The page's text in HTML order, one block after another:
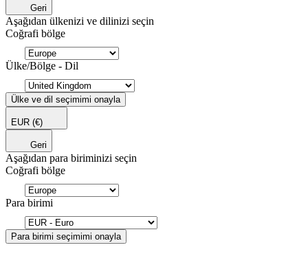
Geri
Aşağıdan ülkenizi ve dilinizi seçin
Coğrafi bölge
Ülke/Bölge - Dil
Ülke ve dil seçimimi onayla
EUR (€)
Geri
Aşağıdan para biriminizi seçin
Coğrafi bölge
Para birimi
Para birimi seçimimi onayla